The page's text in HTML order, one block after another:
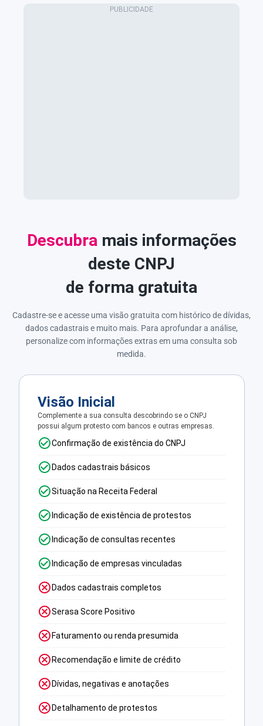
Descubramais informações
deste CNPJ
de forma gratuita
Cadastre-se e acesse uma visão gratuita com histórico de dívidas,
dados cadastrais e muito mais. Para aprofundar a análise,
personalize com informações extras em uma consulta sob
medida.
Visão Inicial
Complemente a sua consulta descobrindo se o CNPJ
possui algum protesto com bancos e outras empresas.
Confirmação de existência do CNPJ
Dados cadastrais básicos
Situação na Receita Federal
Indicação de existência de protestos
Indicação de consultas recentes
Indicação de empresas vinculadas
Dados cadastrais completos
Serasa Score Positivo
Faturamento ou renda presumida
Recomendação e limite de crédito
Dívidas, negativas e anotações
Detalhamento de protestos